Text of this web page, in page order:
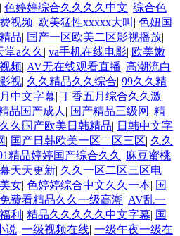
| 色婷婷综合久久久久中文| 综合色
视频| 欧美猛性xxxxx大叫 | 色妞国
品| 国产一区欧美二区影视播放|
a久久 | va手机在线电影| 欧美嫩
频| AV无在线观看直播| 高潮流白
视| 久久精品久久综合| 99久久精
中文字幕| 丁香五月综合久久激
品国产成人 | 国产精品三级网 | 精
久久国产欧美日韩精品| 日韩中文字
| 国产日韩欧美一区二区三区| 久久
精品婷婷国产综合久久 | 麻豆蜜桃
天天更新| 久久一区二区三区电
女| 色婷婷综合中文久久一本| 国
免费看精品久久一级高潮| AV乱一
利 | 精品久久久久久中文字幕| 国
说| 一级视频在线| 一级午夜一级在